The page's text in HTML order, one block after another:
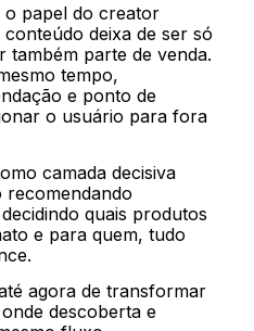
o papel do creator
deixa de ser só
também parte de venda.
tempo,
e ponto de
o usuário para fora
camada decisiva
recomendando
quais produtos
e para quem, tudo
agora de transformar
descoberta e